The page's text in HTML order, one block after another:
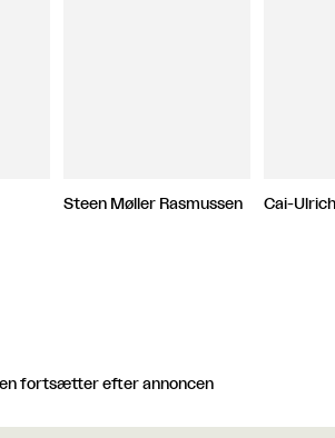
Steen Møller Rasmussen Cai-
fortsætter efter annoncen